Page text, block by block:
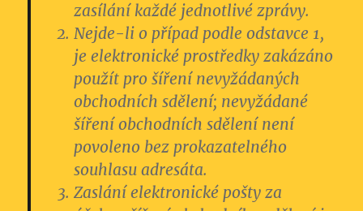
zasílání každé jednotlivé zprávy.
Nejde-li o případ podle odstavce 1,
je elektronické prostředky zakázáno
použít pro šíření nevyžádaných
obchodních sdělení; nevyžádané
šíření obchodních sdělení není
povoleno bez prokazatelného
souhlasu adresáta.
Zaslání elektronické pošty za